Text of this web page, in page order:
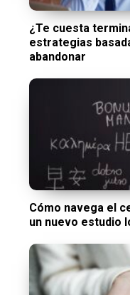
¿Te cuesta
estrategias
abandonar
Cómo navega el
un nuevo estudio